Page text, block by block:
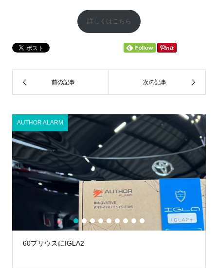
詳しくはこちら
60プリウスにIGLA2
AUTHOR ALARM
1 2 3 4 5 6 7 8 9